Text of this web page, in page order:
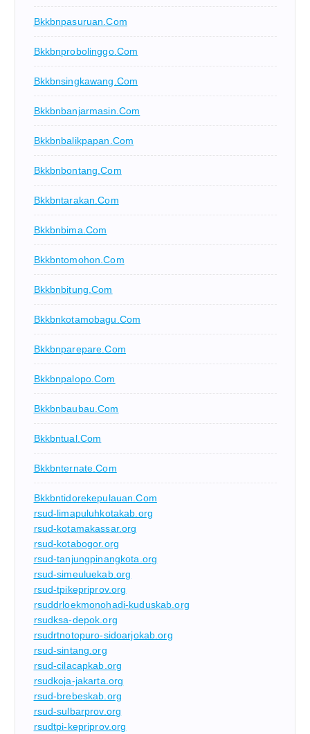
Bkkbnpasuruan.com
Bkkbnprobolinggo.com
Bkkbnsingkawang.com
Bkkbnbanjarmasin.com
Bkkbnbalikpapan.com
Bkkbnbontang.com
Bkkbntarakan.com
Bkkbnbima.com
Bkkbntomohon.com
Bkkbnbitung.com
Bkkbnkotamobagu.com
Bkkbnparepare.com
Bkkbnpalopo.com
Bkkbnbaubau.com
Bkkbntual.com
Bkkbnternate.com
Bkkbntidorekepulauan.com
rsud-limapuluhkotakab.org
rsud-kotamakassar.org
rsud-kotabogor.org
rsud-tanjungpinangkota.org
rsud-simeuluekab.org
rsud-tpikepriprov.org
rsuddrloekmonohadi-kuduskab.org
rsudksa-depok.org
rsudrtnotopuro-sidoarjokab.org
rsud-sintang.org
rsud-cilacapkab.org
rsudkoja-jakarta.org
rsud-brebeskab.org
rsud-sulbarprov.org
rsudtpi-kepriprov.org